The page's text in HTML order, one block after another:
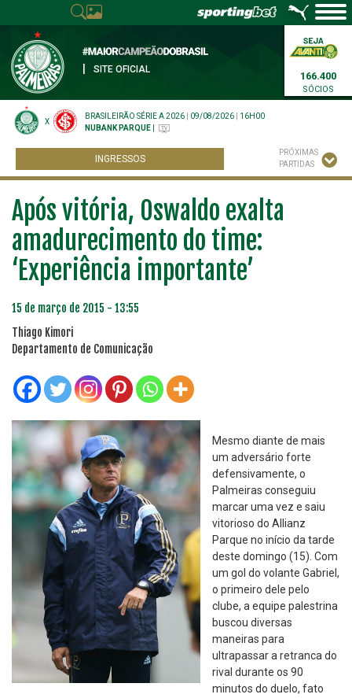
SITE OFICIAL
166.400
SÓCIOS
X
BRASILEIRÃO SÉRIE A 2026 09/08/2026
16H00
NUBANK PARQUE
INGRESSOS
PRÓXIMAS
PARTIDAS
Após vitória, Oswaldo exalta
amadurecimento do time:
‘Experiência importante’
15 de março de 2015 - 13:55
Thiago Kimori
Departamento de Comunicação
Mesmo diante de mais
um adversário forte
defensivamente, o
Palmeiras conseguiu
marcar uma vez e saiu
vitorioso do Allianz
Parque no início da tarde
deste domingo (15). Com
um gol do volante Gabriel,
o primeiro dele pelo
clube, a equipe palestrina
buscou diversas
maneiras para
ultrapassar a retranca do
rival durante os 90
minutos do duelo, fato